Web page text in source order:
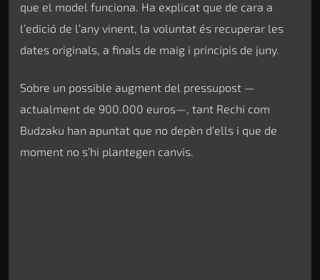
que el model funciona. Ha explicat que de cara a
l’edició de l’any vinent, la voluntat és recuperar les
dates originals, a finals de maig i principis de juny.
Sobre un possible augment del pressupost —
actualment de 900.000 euros—, tant Rechi com
Budzaku han apuntat que no depèn d’ells i que de
moment no s’hi plantegen canvis.